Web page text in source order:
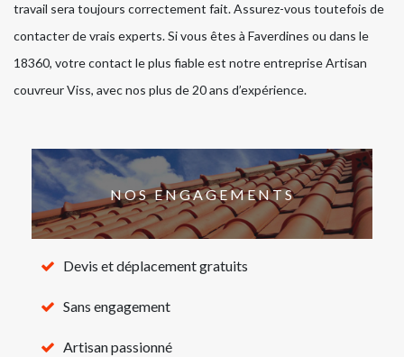
travail sera toujours correctement fait. Assurez-vous toutefois de
contacter de vrais experts. Si vous êtes à Faverdines ou dans le
18360, votre contact le plus fiable est notre entreprise Artisan
couvreur Viss, avec nos plus de 20 ans d’expérience.
NOS ENGAGEMENTS
Devis et déplacement gratuits
Sans engagement
Artisan passionné